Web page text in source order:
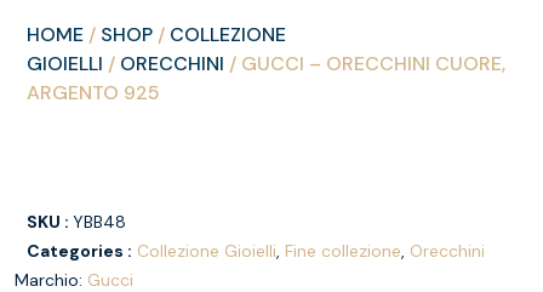
HOME / SHOP / COLLEZIONE
GIOIELLI / ORECCHINI / GUCCI – ORECCHINI CUORE,
ARGENTO 925
SKU :YBB48
Categories : Collezione Gioielli, Fine collezione, Orecchini
Marchio: Gucci